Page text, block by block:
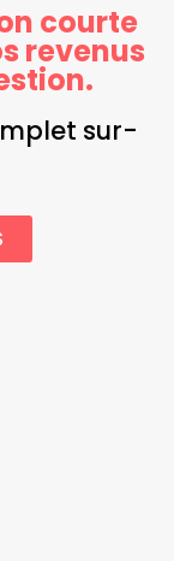
courte
revenus
sur-